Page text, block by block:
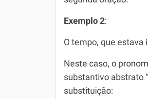
Exemplo 2:
O tempo, que estava
Neste caso, o
substantivo abstrato
substituição: